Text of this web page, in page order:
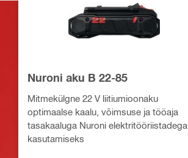
Nuroni aku B 22-85
Mitmekülgne 22 V liitiumioonaku
optimaalse kaalu, võimsuse ja tööaja
tasakaaluga Nuroni elektritööriistadega
kasutamiseks